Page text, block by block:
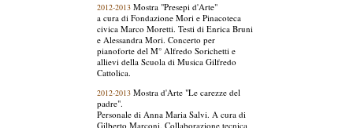
2012-2013Mostra "Presepi d'Arte"
a cura di Fondazione Mori e Pinacoteca
civica Marco Moretti. Testi di Enrica Bruni
e Alessandra Mori. Concerto per
pianoforte del M° Alfredo Sorichetti e
allievi della Scuola di Musica Gilfredo
Cattolica.
2012-2013Mostra d'Arte "Le carezze del
padre".
Personale di Anna Maria Salvi. A cura di
Gilberto Marconi. Collaborazione tecnica